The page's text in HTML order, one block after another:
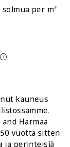
per m²
kauneus
Harmaa
vuotta sitten
ja perinteisiä